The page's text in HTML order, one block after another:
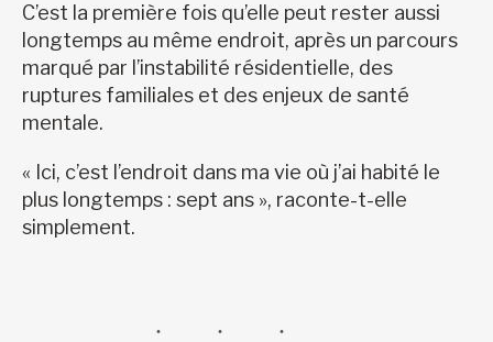
C’est la première fois qu’elle peut rester aussi
longtemps au même endroit, après un parcours
marqué par l’instabilité résidentielle, des
ruptures familiales et des enjeux de santé
mentale.
« Ici, c’est l’endroit dans ma vie où j’ai habité le
plus longtemps : sept ans », raconte-t-elle
simplement.